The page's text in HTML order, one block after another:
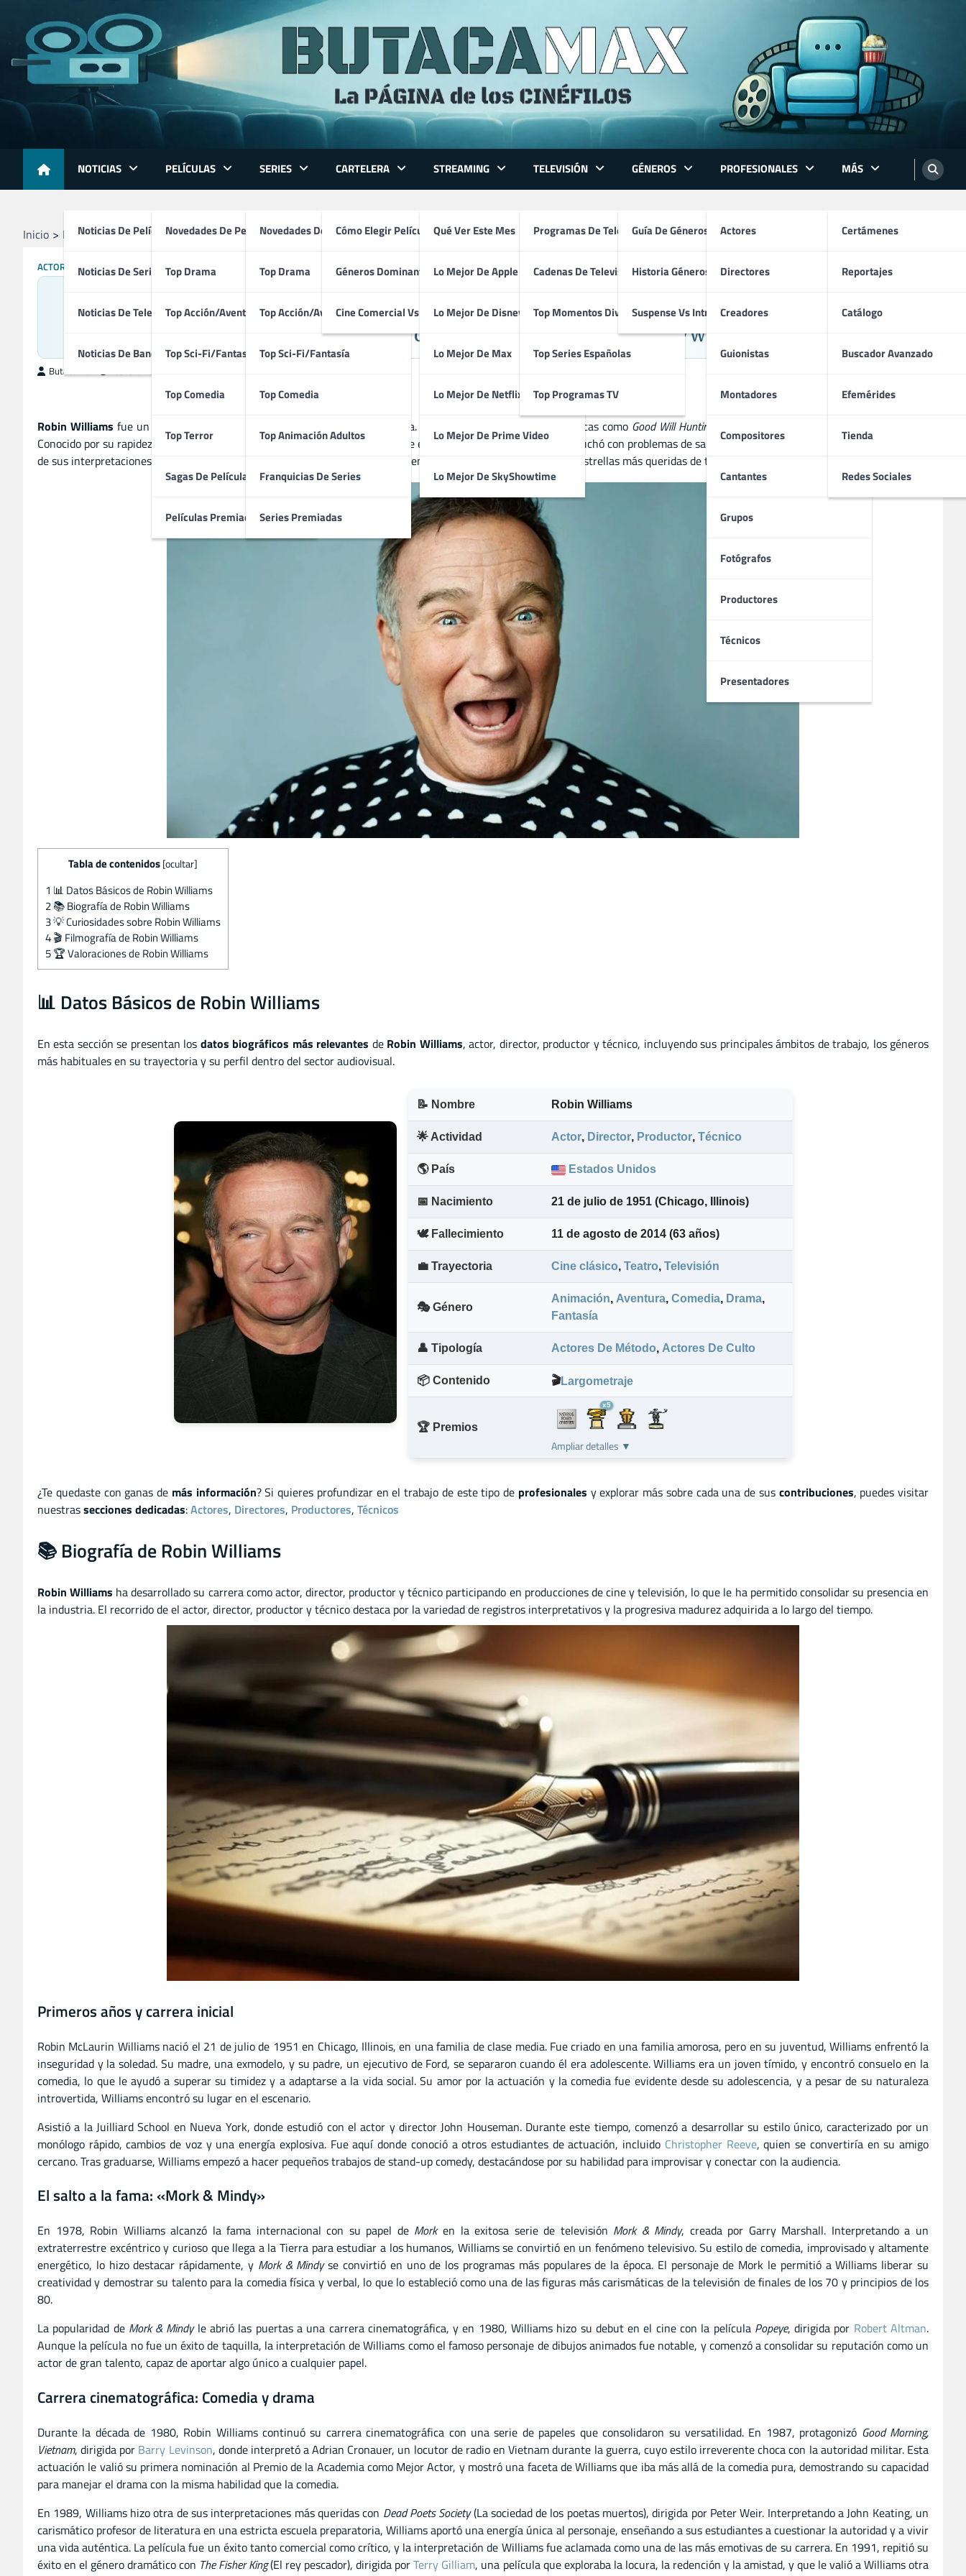
content
NOTICIAS
Noticias De Películas
Noticias De Series
Noticias De Televisión
Noticias De Bandas Sonoras
PELÍCULAS
Novedades De Películas
Top Drama
Top Acción/Aventura
Top Sci-Fi/Fantasía
Top Comedia
Top Terror
Sagas De Películas
Películas Premiadas
SERIES
Novedades De Series
Top Drama
Top Acción/Aventura
Top Sci-Fi/Fantasía
Top Comedia
Top Animación Adultos
Franquicias De Series
Series Premiadas
CARTELERA
Cómo Elegir Película
Géneros Dominantes
Cine Comercial Vs Autor
STREAMING
Qué Ver Este Mes
Lo Mejor De Apple TV
Lo Mejor De Disney+
Lo Mejor De Max
Lo Mejor De Netflix
Lo Mejor De Prime Video
Lo Mejor De SkyShowtime
TELEVISIÓN
Programas De Televisión
Cadenas De Televisión
Top Momentos Divertidos
Top Series Españolas
Top Programas TV
GÉNEROS
Guía De Géneros
Historia Géneros TV
Suspense Vs Intriga
PROFESIONALES
Actores
Directores
Creadores
Guionistas
Montadores
Compositores
Cantantes
Grupos
Fotógrafos
Productores
Técnicos
Presentadores
MÁS
Certámenes
Reportajes
Catálogo
Buscador Avanzado
Efemérides
Tienda
Redes Sociales
Inicio Profesionales Directores Robin Williams
ACTORES DIRECTORES PRODUCTORES TÉCNICOS
Robin Williams
El Inolvidable Actor de Comedia y Drama en Hollywood
ButacaMax
Robin Williams fue un genio de la comedia y un actor excepcional en drama. Su carrera incluye películas icónicas como Good Will Hunting
Conocido por su rapidez mental y su gran corazón, dejó una huella imborrable en la industria del cine. Williams luchó con problemas de salud mental, pero su legado sigue vivo a través
de sus interpretaciones y su impacto en la comedia y el cine. Su energía y talento lo convirtieron en una de las estrellas más queridas de todos los tiempos.
Tabla de contenidos [ocultar]
1 📊 Datos Básicos de Robin Williams
2📚 Biografía de Robin Williams
3💡 Curiosidades sobre Robin Williams
4🎬 Filmografía de Robin Williams
5🏆 Valoraciones de Robin Williams
📊 Datos Básicos de Robin Williams
En esta sección se presentan los datos biográficos más relevantes de Robin Williams, actor, director, productor ytécnico, incluyendo sus principales ámbitos de trabajo, los géneros
más habituales en su trayectoria y su perfil dentro del sector audiovisual.
📝 Nombre Robin Williams
🌟 Actividad Actor, Director, Productor, Técnico
🌎 País Estados Unidos
📅 Nacimiento 21 de julio de 1951 (Chicago, Illinois)
🕊️ Fallecimiento 11 de agosto de 2014 (63 años)
💼 Trayectoria Cine clásico, Teatro, Televisión
🎭 Género
Animación, Aventura, Comedia, Drama,
Fantasía
👤 Tipología Actores De Método, Actores De Culto
📦 Contenido 🎬Largometraje
🏆 Premios
x5
Ampliar detalles ▼
¿Te quedaste con ganas de más información? Si quieres profundizar en el trabajo de este tipo de profesionales y explorar más sobre cada una de sus contribuciones, puedes visitar
nuestrassecciones dedicadas:Actores, Directores, Productores, Técnicos
📚 Biografía de Robin Williams
Robin Williams ha desarrollado su carrera como actor, director, productorytécnico participando en producciones de cine y televisión, lo que le ha permitido consolidar su presencia en
la industria. El recorrido de el actor, director, productorytécnico destaca por la variedad de registros interpretativos y la progresiva madurez adquirida a lo largo del tiempo.
Primeros años y carrera inicial
Robin McLaurin Williams nació el 21 de julio de 1951 en Chicago, Illinois, en una familia de clase media. Fue criado en una familia amorosa, pero en su juventud, Williams enfrentó la
inseguridad y la soledad. Su madre, una exmodelo, y su padre, un ejecutivo de Ford, se separaron cuando él era adolescente. Williams era un joven tímido, y encontró consuelo en la
comedia, lo que le ayudó a superar su timidez y a adaptarse a la vida social. Su amor por la actuación y la comedia fue evidente desde su adolescencia, y a pesar de su naturaleza
introvertida, Williams encontró su lugar en el escenario.
Asistió a la Juilliard School en Nueva York, donde estudió con el actor y director John Houseman. Durante este tiempo, comenzó a desarrollar su estilo único, caracterizado por un
monólogo rápido, cambios de voz y una energía explosiva. Fue aquí donde conoció a otros estudiantes de actuación, incluido Christopher Reeve, quien se convertiría en su amigo
cercano. Tras graduarse, Williams empezó a hacer pequeños trabajos de stand-up comedy, destacándose por su habilidad para improvisar y conectar con la audiencia.
El salto a la fama: «Mork & Mindy»
En 1978, Robin Williams alcanzó la fama internacional con su papel de Morken la exitosa serie de televisión Mork & Mindy, creada por Garry Marshall. Interpretando a un
extraterrestre excéntrico y curioso que llega a la Tierra para estudiar a los humanos, Williams se convirtió en un fenómeno televisivo. Su estilo de comedia, improvisado y altamente
energético, lo hizo destacar rápidamente, y Mork & Mindyse convirtió en uno de los programas más populares de la época. El personaje de Mork le permitió a Williams liberar su
creatividad y demostrar su talento para la comedia física y verbal, lo que lo estableció como una de las figuras más carismáticas de la televisión de finales de los 70 y principios de los
80.
La popularidad de Mork & Mindyle abrió las puertas a una carrera cinematográfica, y en 1980, Williams hizo su debut en el cine con la película Popeye, dirigida por Robert Altman.
Aunque la película no fue un éxito de taquilla, la interpretación de Williams como el famoso personaje de dibujos animados fue notable, y comenzó a consolidar su reputación como un
actor de gran talento, capaz de aportar algo único a cualquier papel.
Carrera cinematográfica: Comedia y drama
Durante la década de 1980, Robin Williams continuó su carrera cinematográfica con una serie de papeles que consolidaron su versatilidad. En 1987, protagonizó Good Morning,
Vietnam, dirigida por Barry Levinson, donde interpretó a Adrian Cronauer, un locutor de radio en Vietnam durante la guerra, cuyo estilo irreverente choca con la autoridad militar. Esta
actuación le valió su primera nominación al Premio de la Academia como Mejor Actor, y mostró una faceta de Williams que iba más allá de la comedia pura, demostrando su capacidad
para manejar el drama con la misma habilidad que la comedia.
En 1989, Williams hizo otra de sus interpretaciones más queridas con Dead Poets Society(La sociedad de los poetas muertos), dirigida por Peter Weir. Interpretando a John Keating, un
carismático profesor de literatura en una estricta escuela preparatoria, Williams aportó una energía única al personaje, enseñando a sus estudiantes a cuestionar la autoridad y a vivir
una vida auténtica. La película fue un éxito tanto comercial como crítico, y la interpretación de Williams fue aclamada como una de las más emotivas de su carrera. En 1991, repitió su
éxito en el género dramático con The Fisher King(El rey pescador), dirigida porTerry Gilliam, una película que exploraba la locura, la redención y la amistad, y que le valió a Williams otra